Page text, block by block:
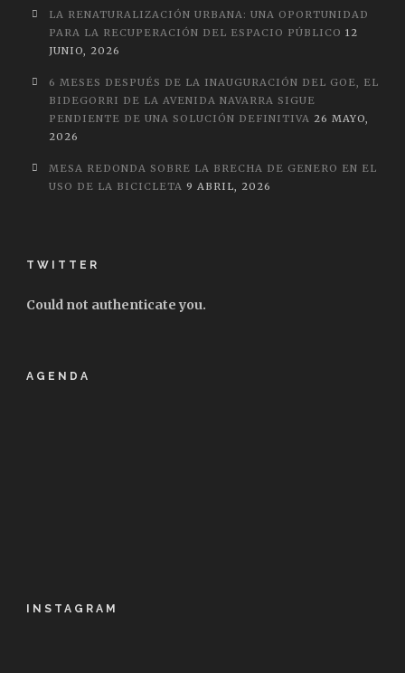
LA RENATURALIZACIÓN URBANA: UNA OPORTUNIDAD
PARA LA RECUPERACIÓN DEL ESPACIO PÚBLICO 12
JUNIO, 2026
6 MESES DESPUÉS DE LA INAUGURACIÓN DEL GOE, EL
BIDEGORRI DE LA AVENIDA NAVARRA SIGUE
PENDIENTE DE UNA SOLUCIÓN DEFINITIVA 26 MAYO,
2026
MESA REDONDA SOBRE LA BRECHA DE GENERO EN EL
USO DE LA BICICLETA 9 ABRIL, 2026
TWITTER
Could not authenticate you.
AGENDA
INSTAGRAM